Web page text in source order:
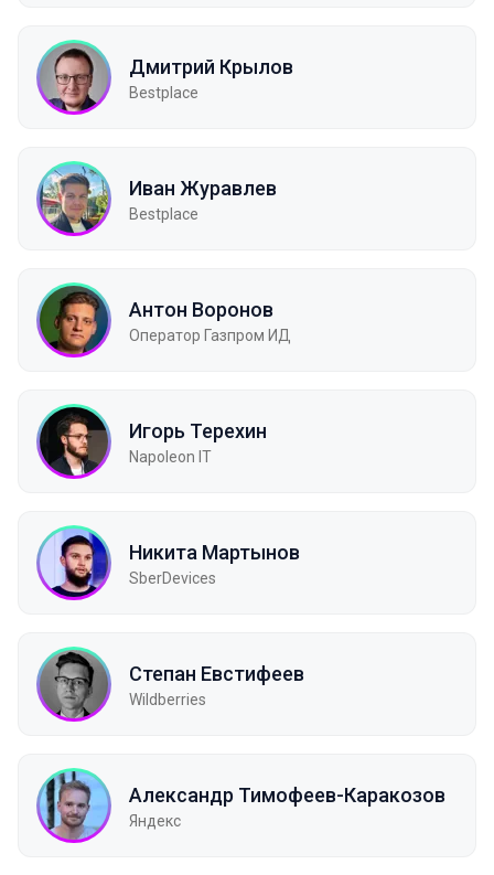
Дмитрий Крылов
Bestplace
Иван Журавлев
Bestplace
Антон Воронов
Оператор Газпром ИД
Игорь Терехин
Napoleon IT
Никита Мартынов
SberDevices
Степан Евстифеев
Wildberries
Aлександр Тимофеев-Каракозов
Яндекс